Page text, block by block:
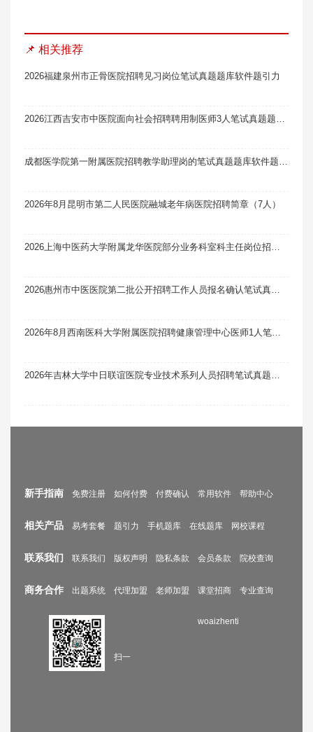
📌 相关推荐
2026福建泉州市正骨医院招聘见习岗位笔试真题题库软件题引力
2026年8月昆明市第二人民医院融城老年病医院招聘简章（7人）
新手指南 免费注册 如何付费 付费确认 常用软件 帮助中心
相关产品 易考套餐 题引力 手机题库 在线题库 网校课程
联系我们 联系我们 版权声明 隐私条款 会员条款 院校查询
商务合作 出题系统 代理加盟 老师加盟 课堂招商 专业查询
扫一
woaizhenti